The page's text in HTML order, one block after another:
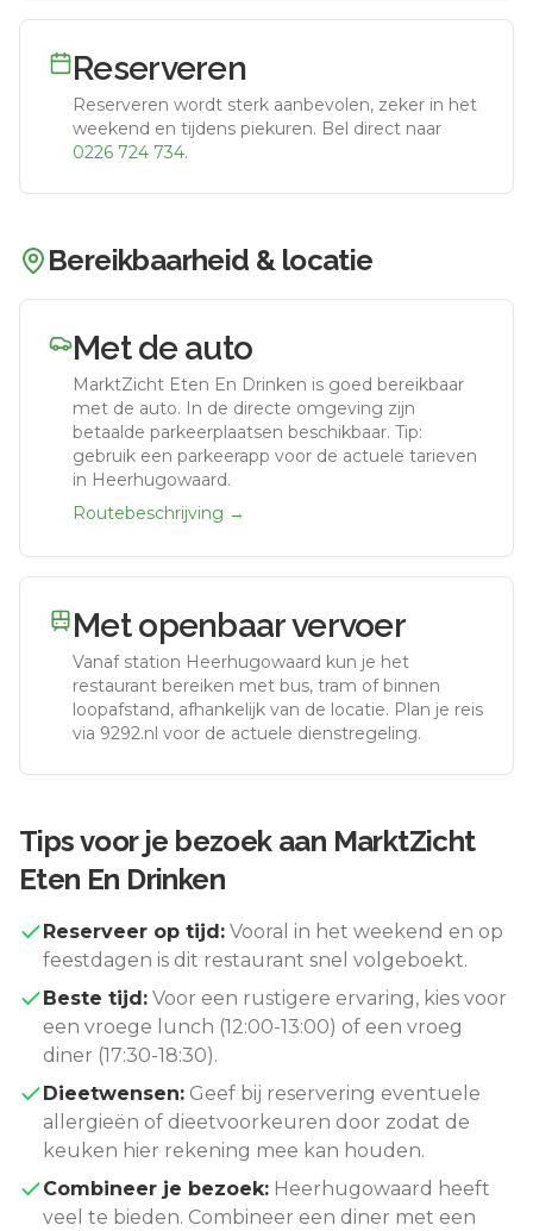
Reserveren
Reserveren wordt sterk aanbevolen, zeker in het
weekend en tijdens piekuren. Bel direct naar
0226 724 734.
Bereikbaarheid & locatie
Met de auto
MarktZicht Eten En Drinken is goed bereikbaar
met de auto. In de directe omgeving zijn
betaalde parkeerplaatsen beschikbaar. Tip:
gebruik een parkeerapp voor de actuele tarieven
in Heerhugowaard.
Routebeschrijving →
Met openbaar vervoer
Vanaf station Heerhugowaard kun je het
restaurant bereiken met bus, tram of binnen
loopafstand, afhankelijk van de locatie. Plan je reis
via 9292.nl voor de actuele dienstregeling.
Tips voor je bezoek aan MarktZicht
Eten En Drinken
Reserveer op tijd: Vooral in het weekend en op
feestdagen is dit restaurant snel volgeboekt.
Beste tijd: Voor een rustigere ervaring, kies voor
een vroege lunch (12:00-13:00) of een vroeg
diner (17:30-18:30).
Dieetwensen: Geef bij reservering eventuele
allergieën of dieetvoorkeuren door zodat de
keuken hier rekening mee kan houden.
Combineer je bezoek: Heerhugowaard heeft
veel te bieden. Combineer een diner met een